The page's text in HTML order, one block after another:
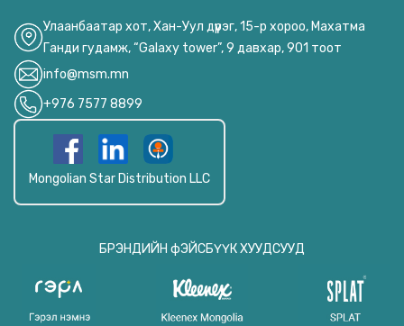
Улаанбаатар хот, Хан-Уул дүүрэг, 15-р хороо, Махатма
Ганди гудамж, “Galaxy tower”, 9 давхар, 901 тоот
info@msm.mn
+976 7577 8899
Mongolian Star Distribution LLC
БРЭНДИЙН фЭЙСБҮҮК ХУУДСУУД